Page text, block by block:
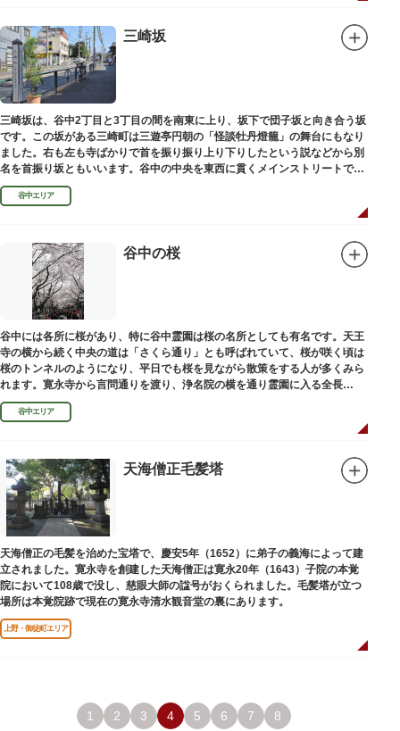
三崎坂
三崎坂は、谷中2丁目と3丁目の間を南東に上り、坂下で団子坂と向き合う坂
です。この坂がある三崎町は三遊亭円朝の「怪談牡丹燈籠」の舞台にもなり
ました。右も左も寺ばかりで首を振り振り上り下りしたという説などから別
名を首振り坂ともいいます。谷中の中央を東西に貫くメインストリートで
す。
谷中エリア
谷中の桜
谷中には各所に桜があり、特に谷中霊園は桜の名所としても有名です。天王
寺の横から続く中央の道は「さくら通り」とも呼ばれていて、桜が咲く頃は
桜のトンネルのようになり、平日でも桜を見ながら散策をする人が多くみら
れます。寛永寺から言問通りを渡り、浄名院の横を通り霊園に入る全長
100mの桜並木や、霊園内に点在する大木なども見事です。
谷中エリア
天海僧正毛髪塔
天海僧正の毛髪を治めた宝塔で、慶安5年（1652）に弟子の義海によって建
立されました。寛永寺を創建した天海僧正は寛永20年（1643）子院の本覚
院において108歳で没し、慈眼大師の諡号がおくられました。毛髪塔が立つ
場所は本覚院跡で現在の寛永寺清水観音堂の裏にあります。
上野・御徒町エリア
1 2 3 4 5 6 7 8